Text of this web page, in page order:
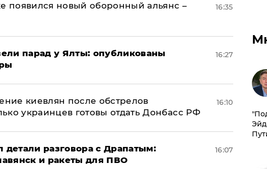
появился новый оборонный альянс –
16:35
парад у Ялты: опубликованы
16:27
киевлян после обстрелов
украинцев готовы отдать Донбасс РФ
16:10
детали разговора с Драпатым:
и ракеты для ПВО
16:07